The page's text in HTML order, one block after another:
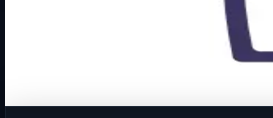
Ovaj proizvod možete kupiti u našoj internetskoj trgovini.
Za kompletnu dostupnost i internetsku kupnju posjetite